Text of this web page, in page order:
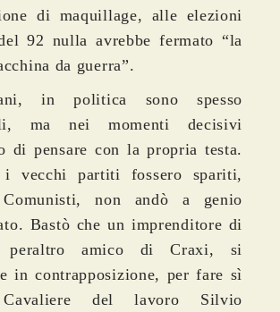
di maquillage, alle elezioni
92 nulla avrebbe fermato “la
da guerra”.
in politica sono spesso
ma nei momenti decisivi
di pensare con la propria testa.
vecchi partiti fossero spariti,
non andò a genio
Bastò che un imprenditore di
peraltro amico di Craxi, si
in contrapposizione, per fare sì
del lavoro Silvio